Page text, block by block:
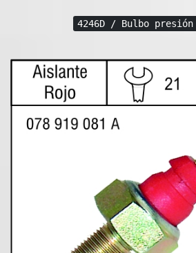
4246D / Bulbo